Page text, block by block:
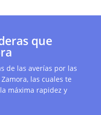
que
de las averías por las
las cuales te
máxima rapidez y